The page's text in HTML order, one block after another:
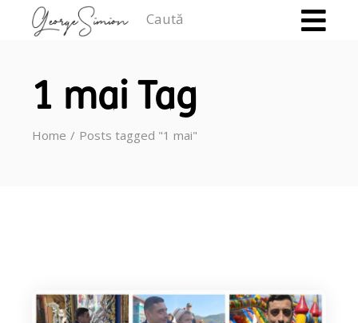
1 mai Tag
Home Posts tagged "1 mai"